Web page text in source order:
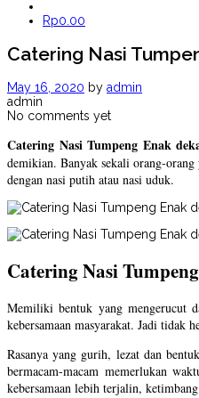
Rp0.00
Catering Nasi
May 16, 2020 by admin
admin
No comments yet
Catering Nasi Tumpeng Enak
demikian. Banyak sekali orang-orang
dengan nasi putih atau nasi uduk.
Catering Nasi
Memiliki bentuk yang mengerucut
kebersamaan masyarakat. Jadi tidak
Rasanya yang gurih, lezat dan
bermacam-macam memerlukan
kebersamaan lebih terjalin,